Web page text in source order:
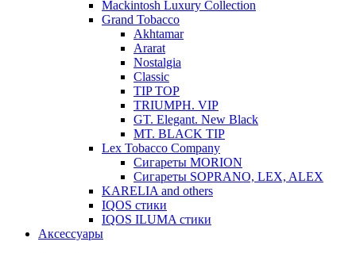
Mackintosh Luxury Collection
Grand Tobacco
Akhtamar
Ararat
Nostalgia
Classic
TIP TOP
TRIUMPH. VIP
GT. Elegant. New Black
MT. BLACK TIP
Lex Tobacco Company
Сигареты MORION
Сигареты SOPRANO, LEX, ALEX
KARELIA and others
IQOS стики
IQOS ILUMA стики
Аксессуары